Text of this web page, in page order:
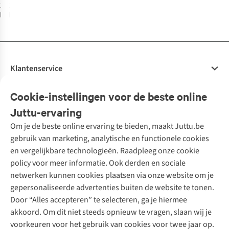
1
kleur
beschikbaar
1
beschikbaar
Cookie-instellingen voor de beste online
Juttu-ervaring
Om je de beste online ervaring te bieden, maakt Juttu.be
gebruik van marketing, analytische en functionele cookies
en vergelijkbare technologieën. Raadpleeg onze cookie
policy voor meer informatie. Ook derden en sociale
netwerken kunnen cookies plaatsen via onze website om je
gepersonaliseerde advertenties buiten de website te tonen.
Door “Alles accepteren” te selecteren, ga je hiermee
akkoord. Om dit niet steeds opnieuw te vragen, slaan wij je
voorkeuren voor het gebruik van cookies voor twee jaar op.
Klantenservice
Bestellen
Betalen
10% studentenkorting
Klarna - achteraf betalen
Levering
Retourneren
Bestelling herroepen
Garantie
Contact
Onze diensten
Tweedehands - ReJUsed
Kledingatelier
Personal shopping
Textielbox
Events / workshops
Juttu
Over ons
Juttu Friends
Inspiratie
Werken bij Juttu
Onze winkels
De wereld van Juttu
Verantwoord ondernemen
Merken
Nathalie Vleeschouwer
Selected dames
HKLiving
Dickies
Meld je aan voor de nieuwsbrief
Follow us